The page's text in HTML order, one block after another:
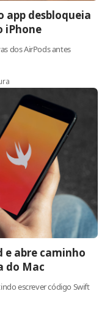
app desbloqueia
iPhone
dos AirPods antes
e abre caminho
do Mac
escrever código Swift